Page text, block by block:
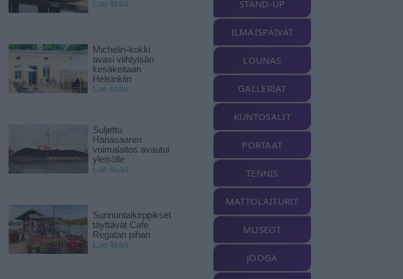
Lue lisää
Michelin-kokki
avasi viihtyisän
kesäkeitaan
Helsinkiin
Lue lisää
Suljettu
Hanasaaren
voimalaitos avautui
yleisölle
Lue lisää
Sunnuntaikirppikset
täyttävät Cafe
Regatan pihan
Lue lisää
STAND-UP
ILMAISPÄIVÄT
LOUNAS
GALLERIAT
KUNTOSALIT
PORTAAT
TENNIS
MATTOLAITURIT
MUSEOT
JOOGA